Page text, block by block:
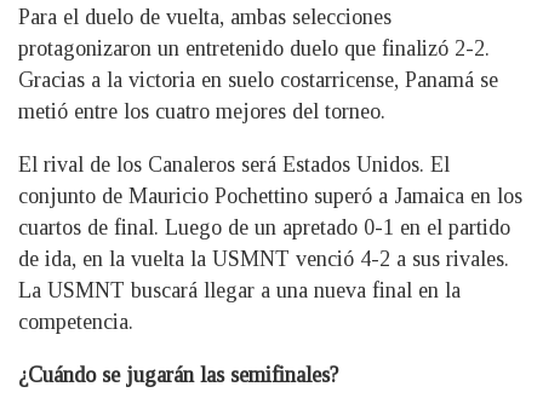
Para el duelo de vuelta, ambas selecciones
protagonizaron un entretenido duelo que finalizó 2-2.
Gracias a la victoria en suelo costarricense, Panamá se
metió entre los cuatro mejores del torneo.
El rival de los Canaleros será Estados Unidos. El
conjunto de Mauricio Pochettino superó a Jamaica en los
cuartos de final. Luego de un apretado 0-1 en el partido
de ida, en la vuelta la USMNT venció 4-2 a sus rivales.
La USMNT buscará llegar a una nueva final en la
competencia.
¿Cuándo se jugarán las semifinales?